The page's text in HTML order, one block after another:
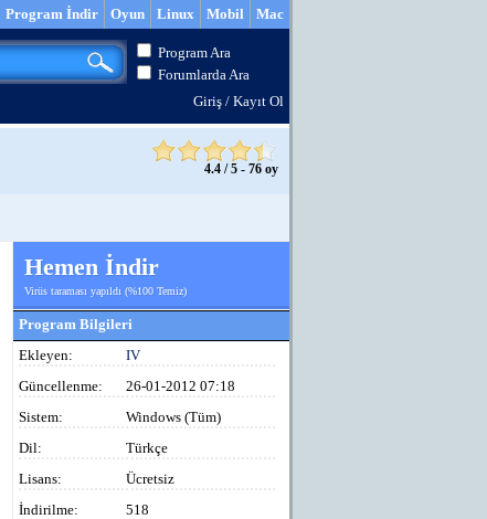
Mac
Mobil
Linux
Oyun
Program İndir
Program Ara
Forumlarda Ara
Giriş / Kayıt Ol
4.4 /5 - 76 oy
Hemen İndir
Virüs taraması yapıldı (%100 Temiz)
Program Bilgileri
Ekleyen:
IV
Güncellenme:
26-01-2012 07:18
Sistem:
Windows (Tüm)
Dil:
Türkçe
Lisans:
Ücretsiz
İndirilme:
518